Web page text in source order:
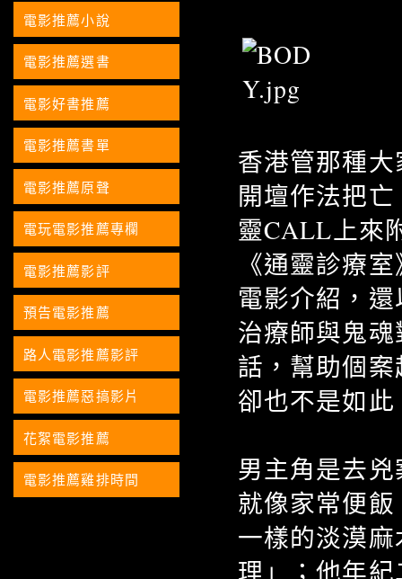
香港管那種
開壇作法把亡
靈CALL上來
《通靈診療
電影介紹，
治療師與鬼魂
話，幫助個
卻也不是如此
男主角是去
就像家常便飯
一樣的淡漠
理」；他年
電影推薦小說
電影推薦選書
電影好書推薦
電影推薦書單
電影推薦原聲
電玩電影推薦專欄
電影推薦影評
預告電影推薦
路人電影推薦影評
電影推薦惡搞影片
花絮電影推薦
電影推薦雞排時間